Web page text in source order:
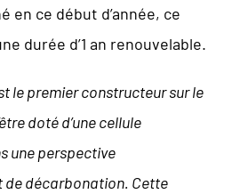
en ce début d’année, ce
durée d’1 an renouvelable.
le premier constructeur sur le
doté d’une cellule
une perspective
de décarbonation. Cette